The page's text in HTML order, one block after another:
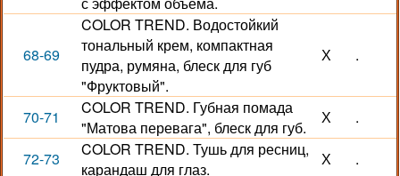
68-69
COLOR TREND. Водостойкий
тональный крем, компактная
пудра, румяна, блеск для губ
"Фруктовый".
Х .
70-71
COLOR TREND. Губная помада
"Матова перевага", блеск для губ.
Х .
72-73
COLOR TREND. Тушь для ресниц,
карандаш для глаз.
Х .